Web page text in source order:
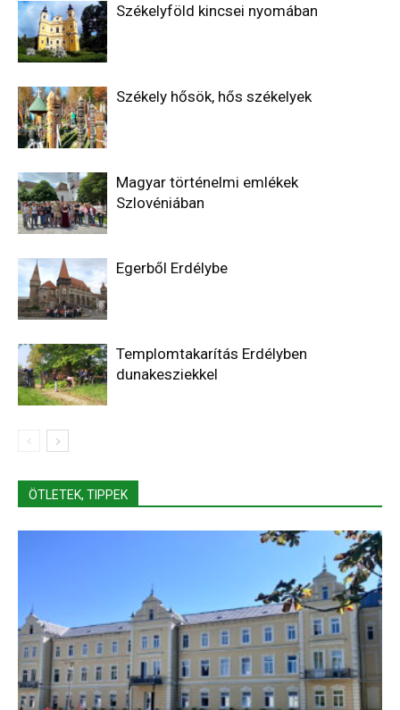
Székelyföld kincsei nyomában
Székely hősök, hős székelyek
Magyar történelmi emlékek
Szlovéniában
Egerből Erdélybe
Templomtakarítás Erdélyben
dunakesziekkel
ÖTLETEK, TIPPEK